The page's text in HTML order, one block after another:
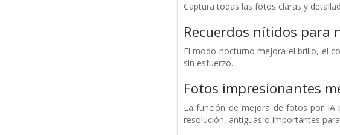
Captura todas las fotos claras y
Recuerdos nítidos para
El modo nocturno mejora el brillo, el
sin esfuerzo.
Fotos impresionantes
La función de mejora de fotos por IA
resolución, antiguas o importantes